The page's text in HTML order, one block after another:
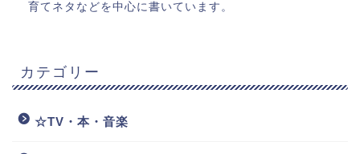
育てネタなどを中心に書いています。
カテゴリー
☆TV・本・音楽